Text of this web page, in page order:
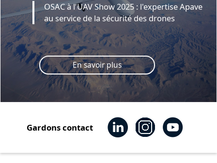
OSAC à l'UAV Show 2025 : l'expertise Apave
au service de la sécurité des drones
En savoir plus
Gardons contact